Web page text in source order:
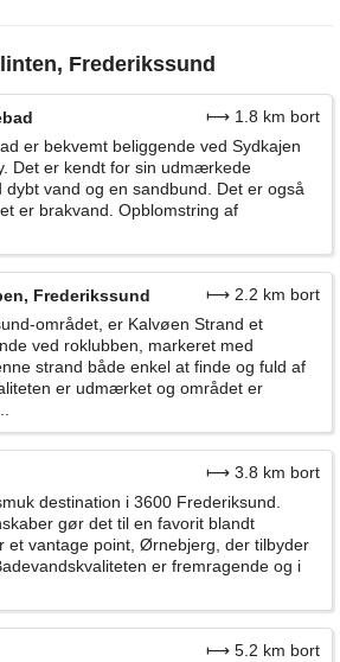
Frederikssund
⟼ 1.8 km bort
er bekvemt beliggende ved Sydkajen
Det er kendt for sin udmærkede
dybt vand og en sandbund. Det er også
er brakvand. Opblomstring af
Frederikssund
⟼ 2.2 km bort
området, er Kalvøen Strand et
ved roklubben, markeret med
strand både enkel at finde og fuld af
er udmærket og området er
⟼ 3.8 km bort
destination i 3600 Frederiksund.
gør det til en favorit blandt
et vantage point, Ørnebjerg, der tilbyder
er fremragende og i
⟼ 5.2 km bort